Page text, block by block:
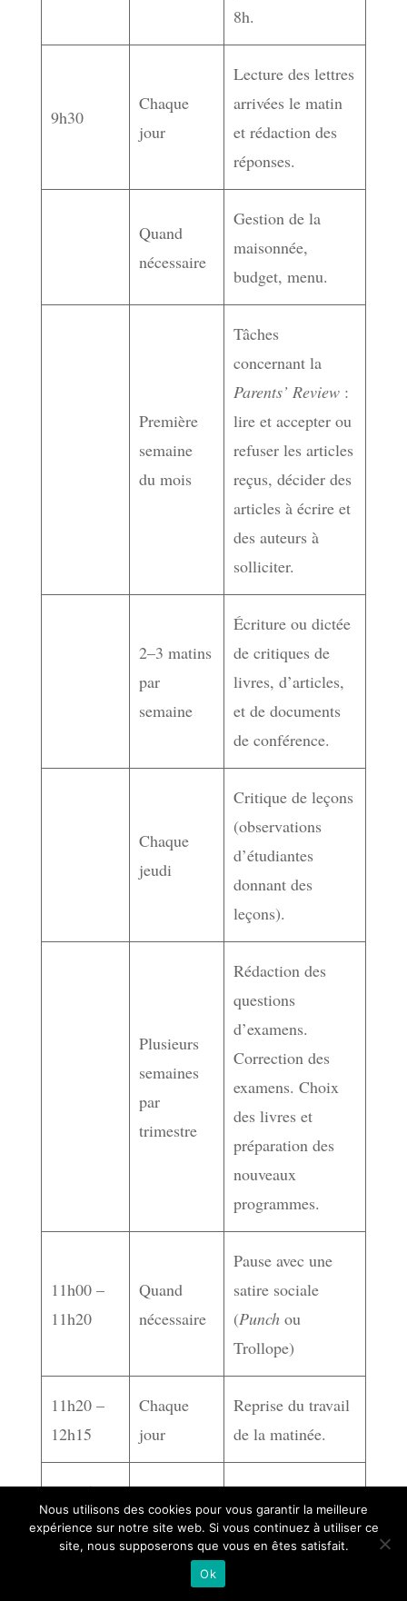
8h.
9h30
Chaque
jour
Lecture des lettres
arrivées le matin
et rédaction des
réponses.
Quand
nécessaire
Gestion de la
maisonnée,
budget, menu.
Première
semaine
du mois
Tâches
concernant la
Parents’ Review :
lire et accepter ou
refuser les articles
reçus, décider des
articles à écrire et
des auteurs à
solliciter.
2–3 matins
par
semaine
Écriture ou dictée
de critiques de
livres, d’articles,
et de documents
de conférence.
Chaque
jeudi
Critique de leçons
(observations
d’étudiantes
donnant des
leçons).
Plusieurs
semaines
par
trimestre
Rédaction des
questions
d’examens.
Correction des
examens. Choix
des livres et
préparation des
nouveaux
programmes.
11h00 –
11h20
Quand
nécessaire
Pause avec une
satire sociale
(Punch ou
Trollope)
11h20 –
12h15
Chaque
jour
Reprise du travail
de la matinée.
12h15 –
12h25
Chaque
jour
Lecture d’un
auteur classique.
Nous utilisons des cookies pour vous garantir la meilleure
expérience sur notre site web. Si vous continuez à utiliser ce
site, nous supposerons que vous en êtes satisfait.
Ok